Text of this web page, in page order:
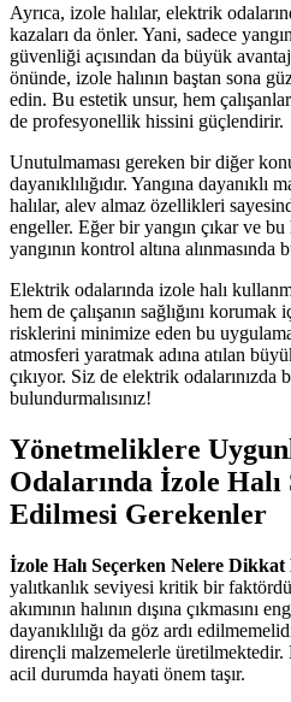
Ayrıca, izole halılar, elektrik
kazaları da önler. Yani, sadece
güvenliği açısından da büyük
önünde, izole halının baştan sona
edin. Bu estetik unsur, hem
de profesyonellik hissini güçlendirir.
Unutulmaması gereken bir diğer
dayanıklılığıdır. Yangına
halılar, alev almaz özellikleri
engeller. Eğer bir yangın çıkar ve bu
yangının kontrol altına
Elektrik odalarında izole halı
hem de çalışanın sağlığını
risklerini minimize eden bu
atmosferi yaratmak adına atılan
çıkıyor. Siz de elektrik odalarınızda
bulundurmalısınız!
Yönetmeliklere
Odalarında İzole
Edilmesi Gerekenler
İzole Halı Seçerken Nelere
yalıtkanlık seviyesi kritik bir
akımının halının dışına çıkmasını
dayanıklılığı da göz ardı
dirençli malzemelerle üretilmektedir.
acil durumda hayati önem taşır.